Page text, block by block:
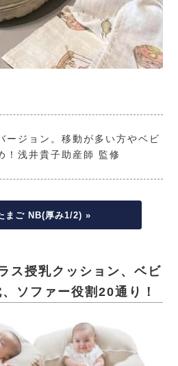
ージョン。移動が多い方やベビ
！浅井貴子助産師 監修
まご NB(厚み1/2) »
ス授乳クッション、ベビ
ソファー役割20通り！